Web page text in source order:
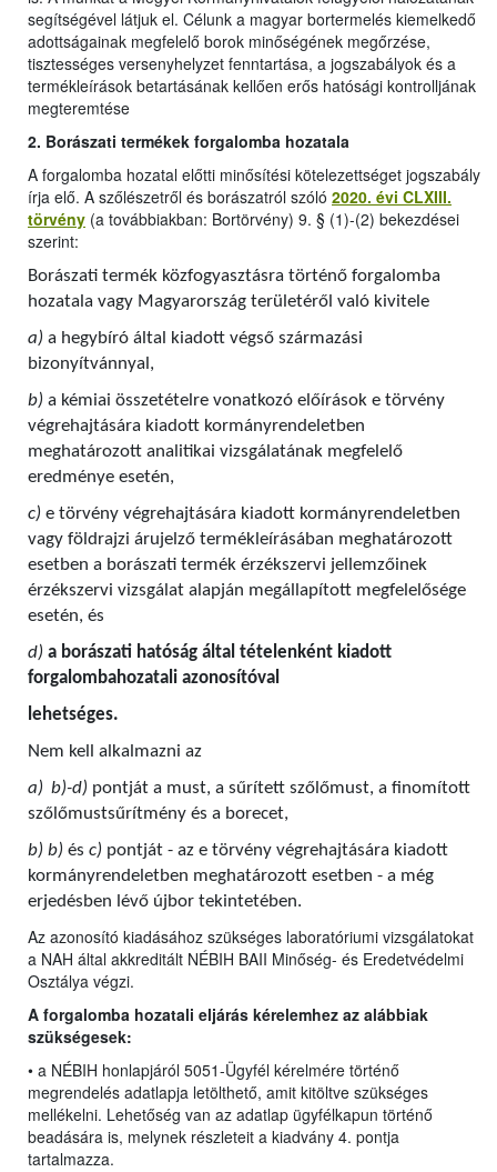
segítségével látjuk el. Célunk a magyar bortermelés kiemelkedő
adottságainak megfelelő borok minőségének megőrzése,
tisztességes versenyhelyzet fenntartása, a jogszabályok és a
termékleírások betartásának kellően erős hatósági kontrolljának
megteremtése
2. Borászati termékek forgalomba hozatala
A forgalomba hozatal előtti minősítési kötelezettséget jogszabály
írja elő. A szőlészetről és borászatról szóló 2020. évi CLXIII.
törvény (a továbbiakban: Bortörvény) 9. § (1)-(2) bekezdései
szerint:
Borászati termék közfogyasztásra történő forgalomba
hozatala vagy Magyarország területéről való kivitele
a) a hegybíró által kiadott végső származási
bizonyítvánnyal,
b) a kémiai összetételre vonatkozó előírások e törvény
végrehajtására kiadott kormányrendeletben
meghatározott analitikai vizsgálatának megfelelő
eredménye esetén,
c) e törvény végrehajtására kiadott kormányrendeletben
vagy földrajzi árujelző termékleírásában meghatározott
esetben a borászati termék érzékszervi jellemzőinek
érzékszervi vizsgálat alapján megállapított megfelelősége
esetén, és
d) a borászati hatóság által tételenként kiadott
forgalombahozatali azonosítóval
lehetséges.
Nem kell alkalmazni az
a) b)-d) pontját a must, a sűrített szőlőmust, a finomított
szőlőmustsűrítmény és a borecet,
b) b) és c) pontját - az e törvény végrehajtására kiadott
kormányrendeletben meghatározott esetben - a még
erjedésben lévő újbor tekintetében.
Az azonosító kiadásához szükséges laboratóriumi vizsgálatokat
a NAH által akkreditált NÉBIH BAII Minőség- és Eredetvédelmi
Osztálya végzi.
A forgalomba hozatali eljárás kérelemhez az alábbiak
szükségesek:
• a NÉBIH honlapjáról 5051-Ügyfél kérelmére történő
megrendelés adatlapja letölthető, amit kitöltve szükséges
mellékelni. Lehetőség van az adatlap ügyfélkapun történő
beadására is, melynek részleteit a kiadvány 4. pontja
tartalmazza.